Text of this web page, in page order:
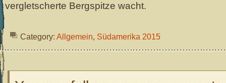
vergletscherte Bergspitze wacht.
Category: Allgemein, Südamerika 2015